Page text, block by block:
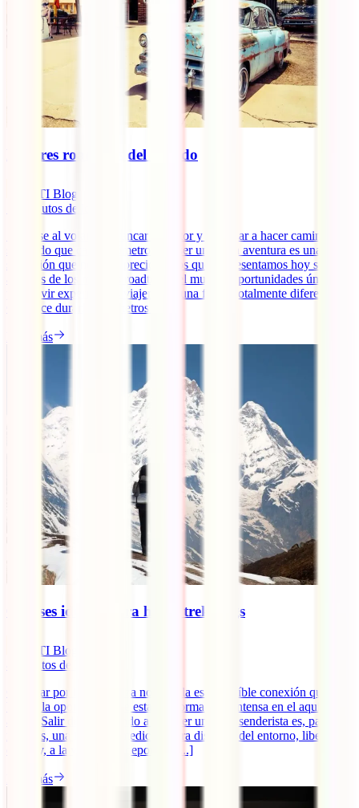
Mejores roadtrips del mundo
IATI Blog
minutos de lectura
Sentarse al volante, arrancar el motor y empezar a hacer camino
sabiendo que cada kilómetro va a ser una gran aventura es una
sensación que no tiene precio. Estos que te presentamos hoy son
algunos de los mejores roadtrips del mundo, oportunidades únicas
para vivir experiencias viajeras de una forma totalmente diferente.
Conduce durante kilómetros [...]
Leer más
6 países ideales para hacer trekkings
IATI Blog
minutos de lectura
Caminar por la naturaleza nos regala esa increíble conexión que nos
brinda la oportunidad de estar de forma muy intensa en el aquí y el
ahora. Salir de vez cuando a recorrer una ruta senderista es, para
muchos, una increíble medicina para disfrutar del entorno, liberar el
estrés y, a la vez, hacer deporte y [...]
Leer más